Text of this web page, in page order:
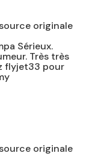
originale
Sérieux.
Très très
flyjet33 pour
originale